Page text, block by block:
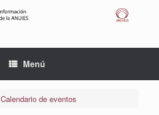
Menú
Calendario de eventos